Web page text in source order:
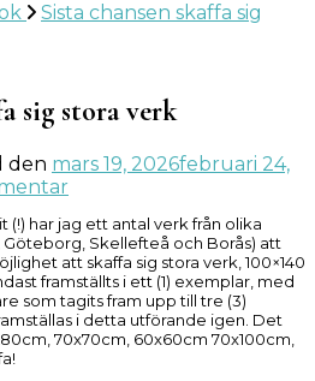
Sista chansen skaffa sig
sig stora verk
den mars 19, 2026februari 24,
chansen
skaffa
sig
stora
verk
(!) har jag ett antal verk från olika
Skellefteå och Borås) att
att skaffa sig stora verk, 100×140
framställts i ett (1) exemplar, med
som tagits fram upp till tre (3)
i detta utförande igen. Det
70x70cm, 60x60cm 70x100cm,